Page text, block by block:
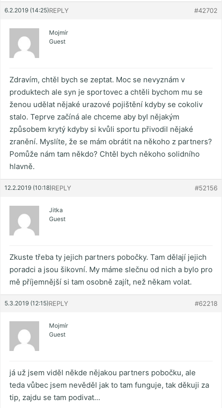
6.2.2019 (14:25) #42702
REPLY
Mojmír
Guest
Zdravím, chtěl bych se zeptat. Moc se nevyznám v
produktech ale syn je sportovec a chtěli bychom mu se
ženou udělat nějaké urazové pojištění kdyby se cokoliv
stalo. Teprve začíná ale chceme aby byl nějakým
způsobem krytý kdyby si kvůli sportu přivodil nějaké
zranění. Myslíte, že se mám obrátit na někoho z partners?
Pomůže nám tam někdo? Chtěl bych někoho solidního
hlavně.
12.2.2019 (10:18) #52156
REPLY
Jitka
Guest
Zkuste třeba ty jejich partners pobočky. Tam dělají jejich
poradci a jsou šikovní. My máme slečnu od nich a bylo pro
mě příjemnější si tam osobně zajít, než někam volat.
5.3.2019 (12:15) #62218
REPLY
Mojmír
Guest
já už jsem viděl někde nějakou partners pobočku, ale
teda vůbec jsem nevěděl jak to tam funguje, tak děkuji za
tip, zajdu se tam podivat…